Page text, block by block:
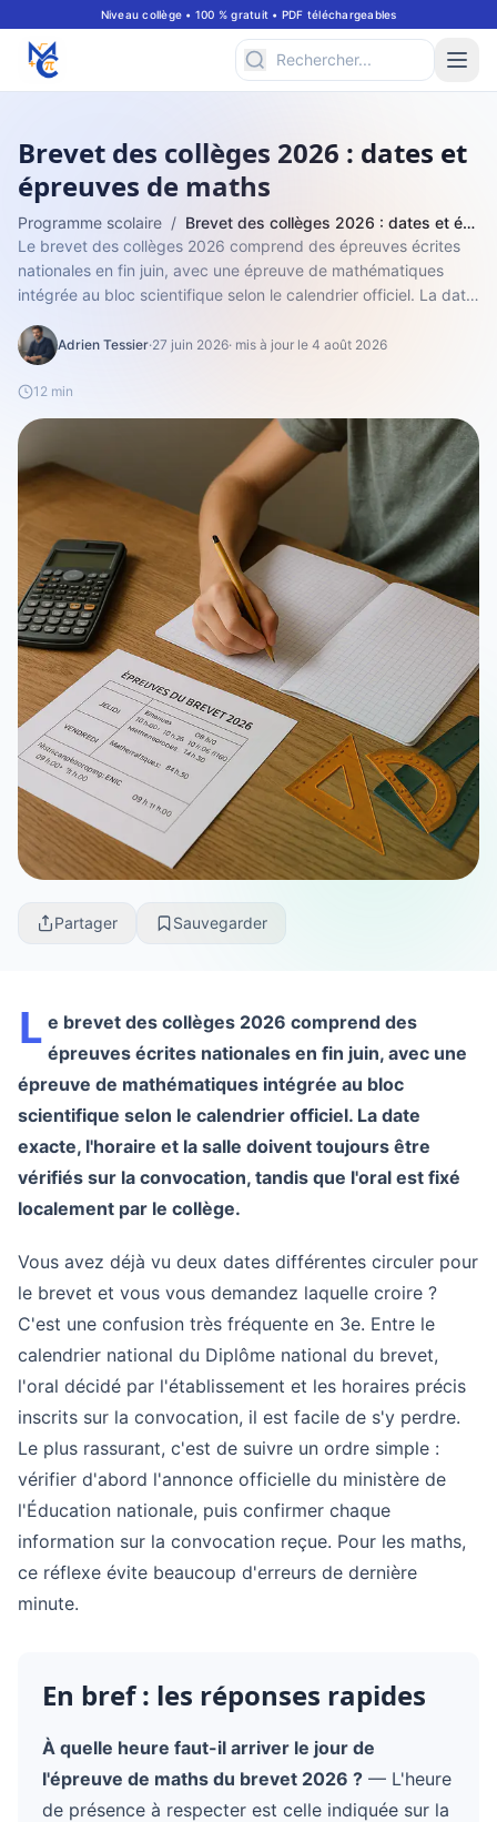
Niveau collège • 100 % gratuit • PDF téléchargeables
Brevet des collèges 2026 : dates et
épreuves de maths
Programme scolaire /
Brevet des collèges 2026 : dates et épreuves de maths
Le brevet des collèges 2026 comprend des épreuves écrites
nationales en fin juin, avec une épreuve de mathématiques
intégrée au bloc scientifique selon le calendrier officiel. La date
Adrien Tessier·27 juin 2026· mis à jour le 4 août 2026
12 min
Partager Sauvegarder
L e brevet des collèges 2026 comprend des
épreuves écrites nationales en fin juin, avec une
épreuve de mathématiques intégrée au bloc
scientifique selon le calendrier officiel. La date
exacte, l'horaire et la salle doivent toujours être
vérifiés sur la convocation, tandis que l'oral est fixé
localement par le collège.
Vous avez déjà vu deux dates différentes circuler pour
le brevet et vous vous demandez laquelle croire ?
C'est une confusion très fréquente en 3e. Entre le
calendrier national du Diplôme national du brevet,
l'oral décidé par l'établissement et les horaires précis
inscrits sur la convocation, il est facile de s'y perdre.
Le plus rassurant, c'est de suivre un ordre simple :
vérifier d'abord l'annonce officielle du ministère de
l'Éducation nationale, puis confirmer chaque
information sur la convocation reçue. Pour les maths,
ce réflexe évite beaucoup d'erreurs de dernière
minute.
En bref : les réponses rapides
À quelle heure faut-il arriver le jour de
l'épreuve de maths du brevet 2026 ? — L'heure
de présence à respecter est celle indiquée sur la